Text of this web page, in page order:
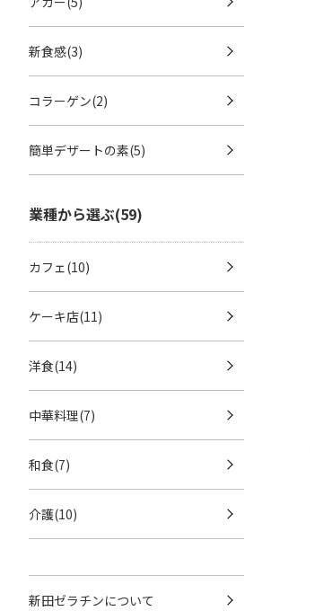
新食感(3)
コラーゲン(2)
簡単デザートの素(5)
業種から選ぶ(59)
カフェ(10)
ケーキ店(11)
洋食(14)
中華料理(7)
和食(7)
介護(10)
新田ゼラチンについて